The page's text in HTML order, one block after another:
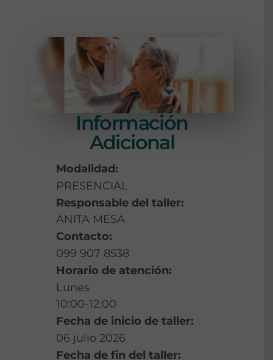
Información
Adicional
Modalidad:
PRESENCIAL
Responsable del taller:
ANITA MESA
Contacto:
099 907 8538
Horario de atención:
Lunes
10:00-12:00
Fecha de inicio de taller:
06 julio 2026
Fecha de fin del taller: